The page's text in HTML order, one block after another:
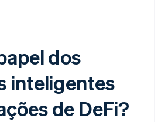
dos
inteligentes
de DeFi?